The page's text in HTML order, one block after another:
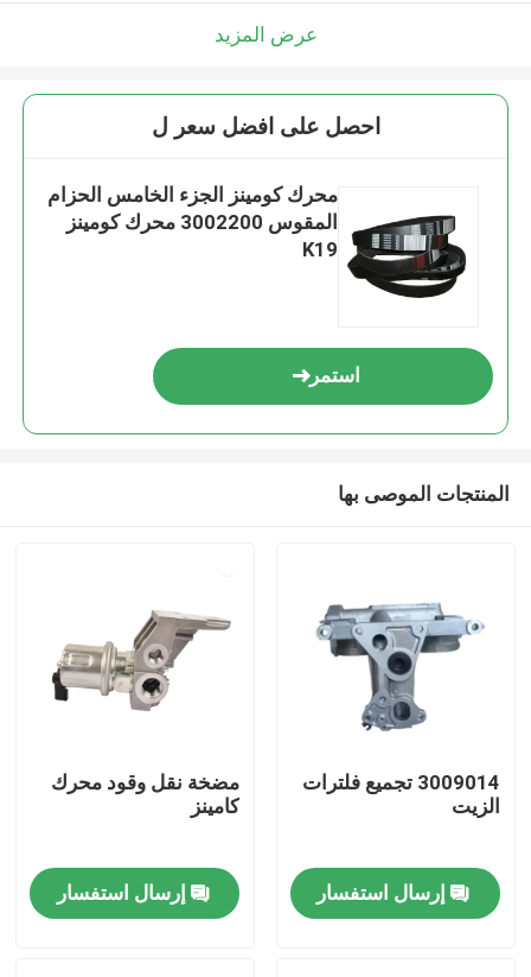
عرض المزيد
احصل على افضل سعر ل
محرك كومينز الجزء الخامس الحزام
المقوس 3002200 محرك كومينز
K19
استمر
المنتجات الموصى بها
3009014 تجميع فلترات
الزيت
إرسال استفسار
مضخة نقل وقود محرك
كامينز
إرسال استفسار